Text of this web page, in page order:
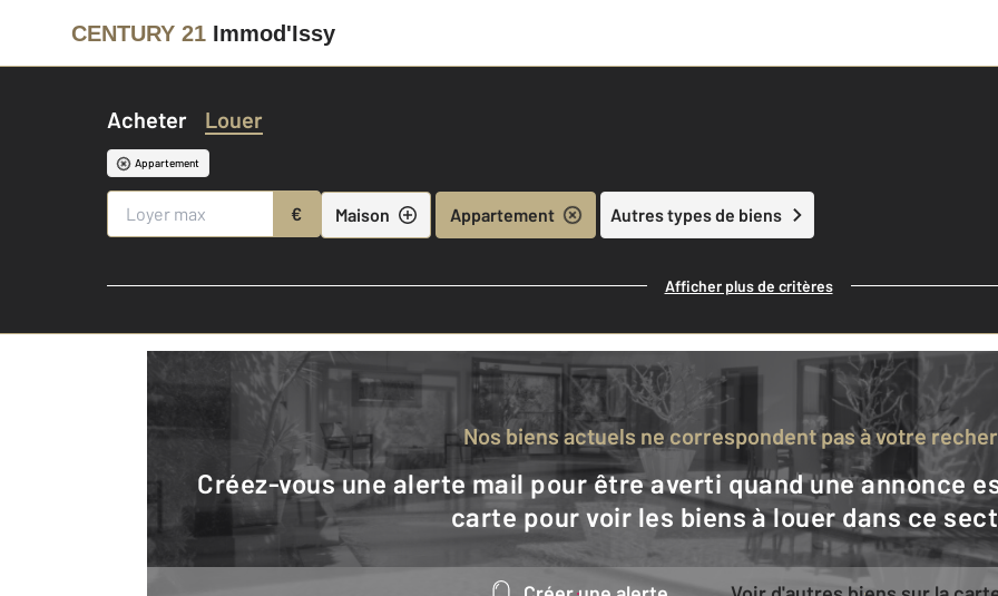
CENTURY 21 Immod'Issy
Acheter Louer
Appartement
€ Maison Appartement Autres types de biens
Afficher plus de critères
Nos biens actuels ne correspondent pas à votre
Créez-vous une alerte mail pour être averti quand une annonce est en ligne et consultez la
carte pour voir les biens à louer dans ce